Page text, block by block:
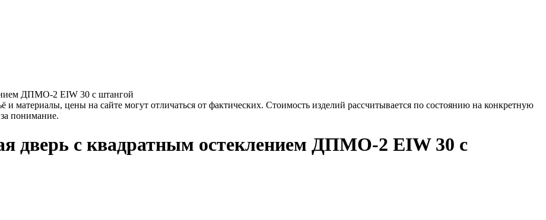
ДПМО-2 EIW 30 с штангой
материалы, цены на сайте могут отличаться от фактических. Стоимость изделий рассчитывается по состоянию на конкретную
понимание.
дверь с квадратным остеклением ДПМО-2 EIW 30 с